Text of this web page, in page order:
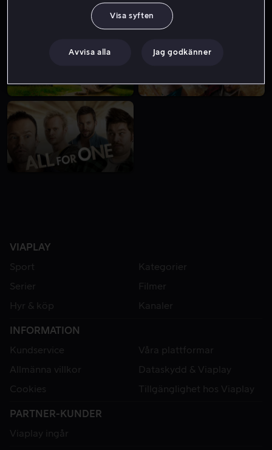
Från 59 kr
VIAPLAY
Sport
Kategorier
Serier
Filmer
Hyr & köp
Kanaler
INFORMATION
Kundservice
Våra plattformar
Allmänna villkor
Dataskydd & Viaplay
Cookies
Tillgänglighet hos Viaplay
PARTNER-KUNDER
Viaplay ingår
Visa syften
Avvisa alla Jag godkänner